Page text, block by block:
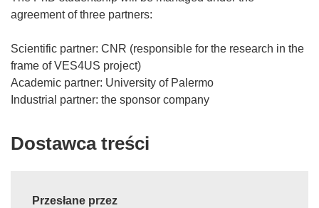
agreement of three partners:
Scientific partner: CNR (responsible for the research in the
frame of VES4US project)
Academic partner: University of Palermo
Industrial partner: the sponsor company
Dostawca treści
Przesłane przez